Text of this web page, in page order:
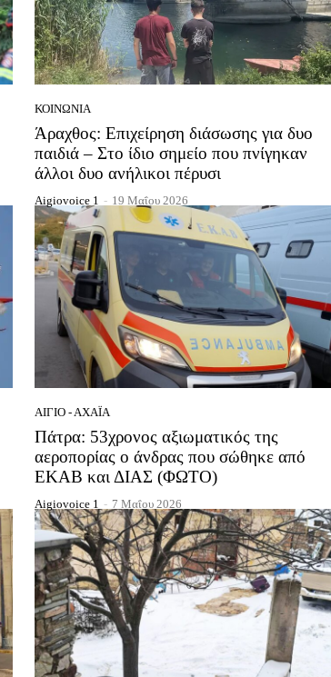
ΚΟΙΝΩΝΊΑ
Άραχθος: Επιχείρηση διάσωσης για δυο
παιδιά – Στο ίδιο σημείο που πνίγηκαν
άλλοι δυο ανήλικοι πέρυσι
Aigiovoice 1 - 19 Μαΐου 2026
ΑΊΓΙΟ - ΑΧΑΪ́Α
Πάτρα: 53χρονος αξιωματικός της
αεροπορίας ο άνδρας που σώθηκε από
ΕΚΑΒ και ΔΙΑΣ (ΦΩΤΟ)
Aigiovoice 1 - 7 Μαΐου 2026